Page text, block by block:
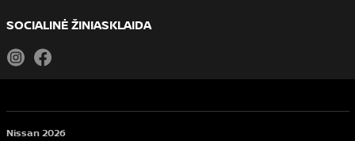
SOCIALINĖ ŽINIASKLAIDA
Instagram
Nissan 2026